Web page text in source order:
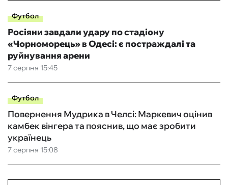
Футбол
7 серпня 15:45
Росіяни завдали удару по стадіону
«Чорноморець» в Одесі: є постраждалі та
руйнування арени
Футбол
7 серпня 15:08
Повернення Мудрика в Челсі: Маркевич оцінив
камбек вінгера та пояснив, що має зробити
українець